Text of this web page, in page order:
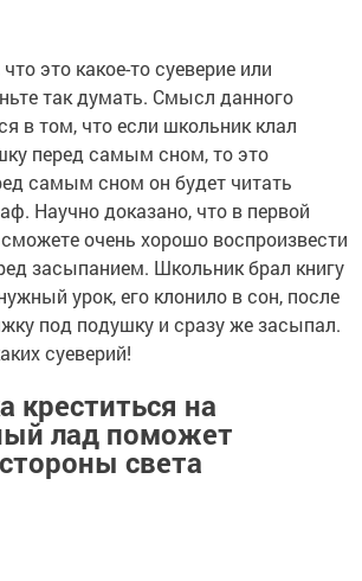
это какое-то суеверие или
так думать. Смысл данного
в том, что если школьник клал
перед самым сном, то это
самым сном он будет читать
Научно доказано, что в первой
очень хорошо воспроизвести
засыпанием. Школьник брал книгу
урок, его клонило в сон, после
под подушку и сразу же засыпал.
суеверий!
креститься на
лад поможет
света